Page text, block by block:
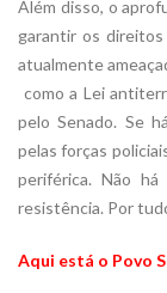
Além disso, o
garantir os direitos
atualmente
 como a Lei
pelo Senado. Se
pelas forças
periférica. Não
resistência. Por
Aqui está o Povo